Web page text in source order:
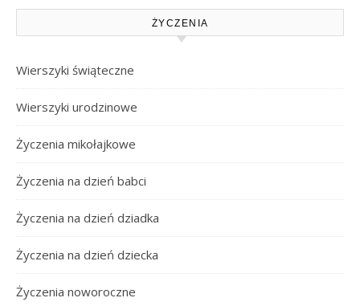
ŻYCZENIA
Wierszyki świąteczne
Wierszyki urodzinowe
Życzenia mikołajkowe
Życzenia na dzień babci
Życzenia na dzień dziadka
Życzenia na dzień dziecka
Życzenia noworoczne